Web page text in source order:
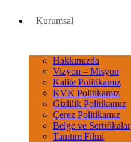
Kurumsal
Hakkımızda
Vizyon – Misyon
Kalite Politikamız
KVK Politikamız
Gizlilik Politikamız
Çerez Politikamız
Belge ve Sertifikalar
Tanıtım Filmi